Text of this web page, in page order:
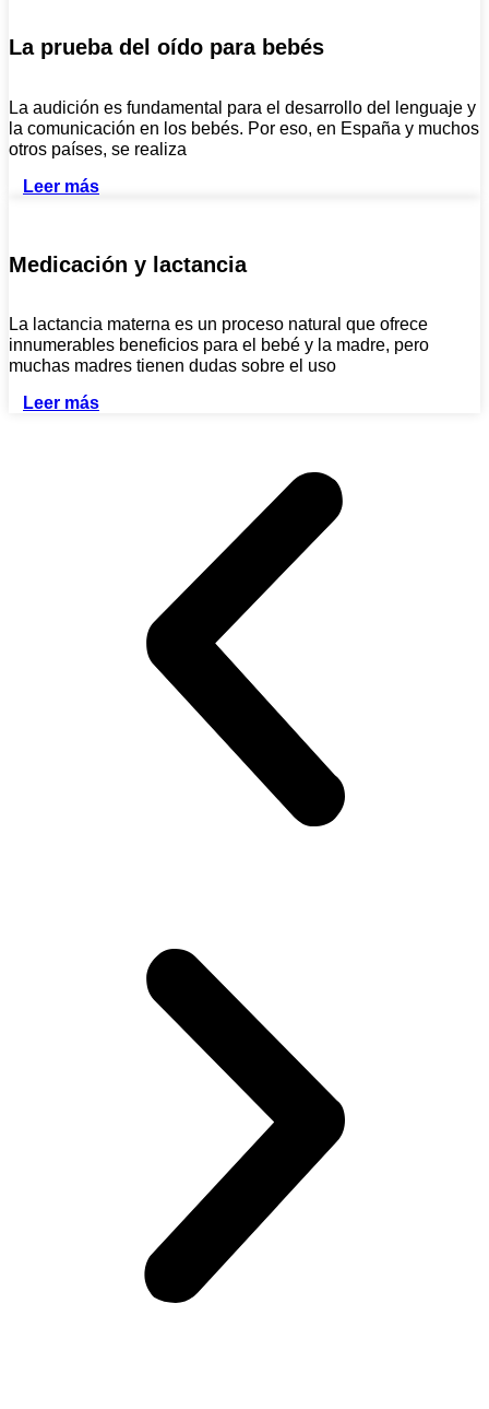
La prueba del oído para bebés
La audición es fundamental para el desarrollo del lenguaje y
la comunicación en los bebés. Por eso, en España y muchos
otros países, se realiza
Leer más
Medicación y lactancia
La lactancia materna es un proceso natural que ofrece
innumerables beneficios para el bebé y la madre, pero
muchas madres tienen dudas sobre el uso
Leer más